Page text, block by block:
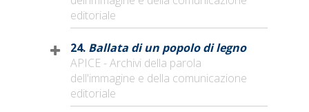
editoriale
24. Ballata di un popolo di legno
APICE - Archivi della parola
dell'immagine e della comunicazione
editoriale